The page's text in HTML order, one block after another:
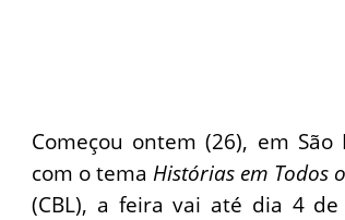
Começou ontem (26), em
com o tema Histórias em Todos
(CBL), a feira vai até dia 4